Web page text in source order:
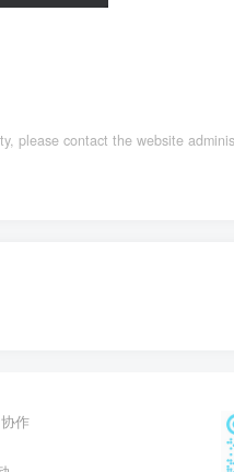
please contact the website
协作